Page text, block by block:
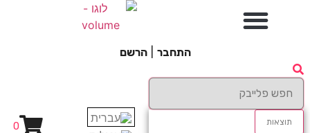
התחבר הרשם
תוצאות 0